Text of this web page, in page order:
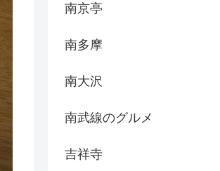
南京亭
南多摩
南大沢
南武線のグルメ
吉祥寺